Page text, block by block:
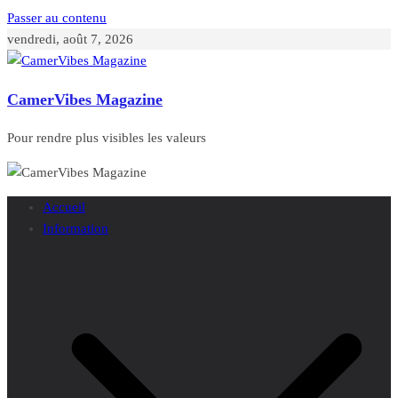
Passer au contenu
vendredi, août 7, 2026
CamerVibes Magazine
Pour rendre plus visibles les valeurs
Accueil
Information